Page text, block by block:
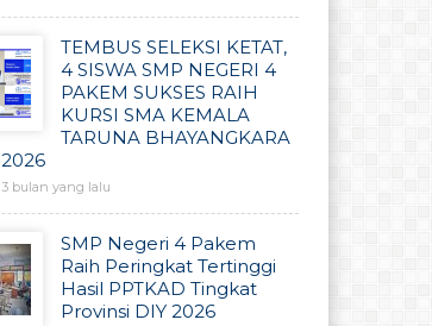
TEMBUS SELEKSI KETAT,
4 SISWA SMP NEGERI 4
PAKEM SUKSES RAIH
KURSI SMA KEMALA
TARUNA BHAYANGKARA
2026
3 bulan yang lalu
SMP Negeri 4 Pakem
Raih Peringkat Tertinggi
Hasil PPTKAD Tingkat
Provinsi DIY 2026